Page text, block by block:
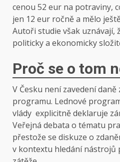
cenou 52 eur na potraviny,
jen 12 eur ročně a mělo
Autoři studie však uznávají,
politicky a ekonomicky
Proč se o tom
V Česku není zavedení
programu. Lednové
vlády explicitně deklaruje
Veřejná debata o tématu
přestože se diskuze o
v kontextu hledání nástrojů